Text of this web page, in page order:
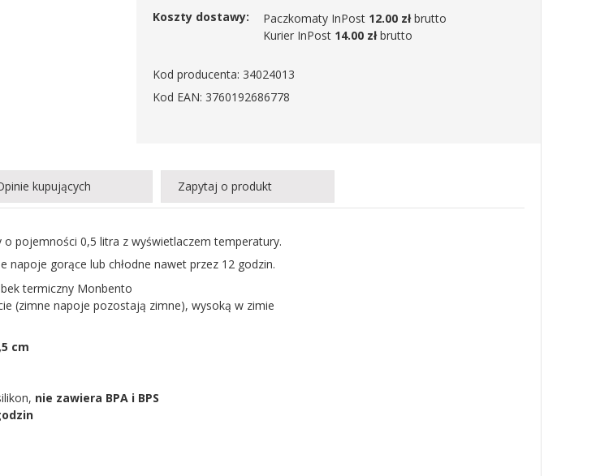
Koszty dostawy:
Paczkomaty InPost 12.00 złbrutto
Kurier InPost 14.00 złbrutto
Kod producenta: 34024013
Kod EAN: 3760192686778
kupujących Zapytaj o produkt
pojemności 0,5 litra z wyświetlaczem temperatury.
napoje gorące lub chłodne nawet przez 12 godzin.
termiczny Monbento
(zimne napoje pozostają zimne), wysoką w zimie
cm
nie zawiera BPA i BPS